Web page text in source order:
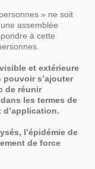
» ne soit
assemblée
à cette
et extérieure
pouvoir s’ajouter
de réunir
les termes de
d’application.
l’épidémie de
de force